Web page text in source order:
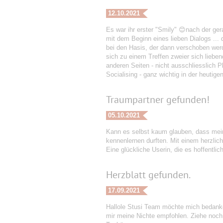
12.10.2021
Es war ihr erster "Smily" 😊nach der
mit dem Beginn eines lieben Dialogs ...
bei den Hasis, der dann verschoben
sich zu einem Treffen zweier sich
anderen Seiten - nicht ausschliesslich
Socialising - ganz wichtig in der
Traumpartner gefunden!
05.10.2021
Kann es selbst kaum glauben, dass
kennenlernen durften. Mit einem
Eine glückliche Userin, die es
Herzblatt gefunden.
17.09.2021
Hallole Stusi Team möchte mich
mir meine Nichte empfohlen. Ziehe